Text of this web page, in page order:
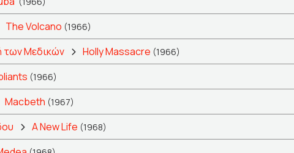
The Volcano (1966)
των Μεδικών Holly Massacre (1966)
(1966)
Macbeth (1967)
A New Life (1968)